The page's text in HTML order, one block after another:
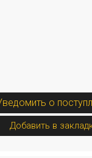
о
Добавить в